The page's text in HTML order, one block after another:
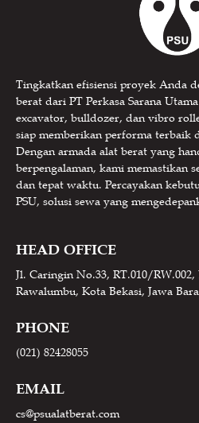
Tingkatkan efisiensi proyek Anda
berat dari PT Perkasa Sarana
excavator, bulldozer, dan vibro
siap memberikan performa terbaik
Dengan armada alat berat yang
berpengalaman, kami memastikan
dan tepat waktu. Percayakan
PSU, solusi sewa yang
HEAD OFFICE
Jl. Caringin No.33, RT.010/
Rawalumbu, Kota Bekasi, Jawa
PHONE
(021) 82428055
EMAIL
cs@psualatberat.com